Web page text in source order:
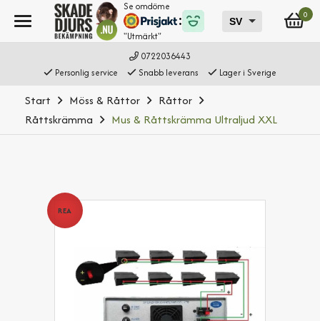
0722036443
Personlig service
Snabb leverans Lager i Sverige
Start Möss & Råttor
Råttor
Råttskrämma
Mus & Råttskrämma Ultraljud XXL
REA
Se omdöme
"Utmärkt"
0